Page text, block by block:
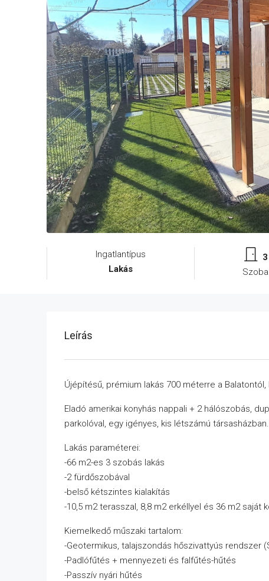
Ingatlantípus
Lakás
3
Szoba
Leírás
Újépítésű, prémium lakás 700 méterre a
Eladó amerikai konyhás nappali + 2 hálószobás,
parkolóval, egy igényes, kis létszámú társasházban.
Lakás paraméterei:
-66 m2-es 3 szobás lakás
-2 fürdőszobával
-belső kétszintes kialakítás
-10,5 m2 terasszal, 8,8 m2 erkéllyel és 36 m2 saját
Kiemelkedő műszaki tartalom:
-Geotermikus, talajszondás hőszivattyús rendszer
-Padlófűtés + mennyezeti és falfűtés-hűtés
-Passzív nyári hűtés